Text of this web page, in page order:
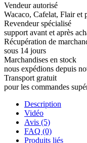
Vendeur autorisé
Wacaco, Cafelat, Flair et
Revendeur spécialisé
support avant et après
Récupération de
sous 14 jours
Marchandises en stock
nous expédions depuis
Transport gratuit
pour les commandes
Description
Vidéo
Avis (5)
FAQ (0)
Produits liés